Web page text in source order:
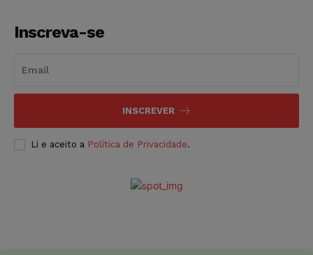
Inscreva-se
INSCREVER
Li e aceito a Política de Privacidade.